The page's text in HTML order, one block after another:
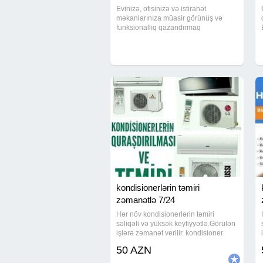
Evinizə, ofisinizə və istirahət
məkanlarınıza müasir görünüş və
funksionallıq qazandırmaq
konstruksiyalarla hazırlanan
kondisionerlərin təmiri
zəmanətlə 7/24
Hər növ kondisionerlərin təmiri
səliqəli və yüksək keyfiyyətlə.Görülən
işlərə zəmanət verilir. kondisioner
кондисионер / kondisioner ustasi /
50 AZN